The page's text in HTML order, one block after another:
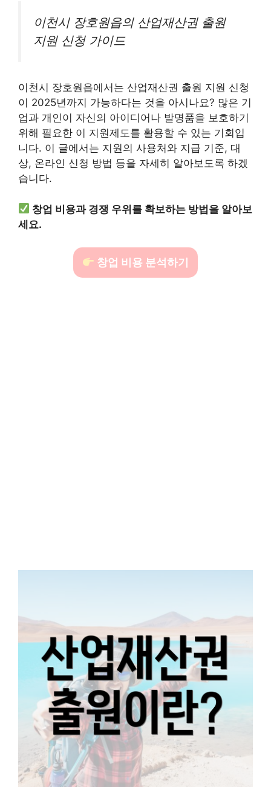
이천시 장호원읍의 산업재산권 출원
지원 신청 가이드
이천시 장호원읍에서는 산업재산권 출원 지원 신청
이 2025년까지 가능하다는 것을 아시나요? 많은 기
업과 개인이 자신의 아이디어나 발명품을 보호하기
위해 필요한 이 지원제도를 활용할 수 있는 기회입
니다. 이 글에서는 지원의 사용처와 지급 기준, 대
상, 온라인 신청 방법 등을 자세히 알아보도록 하겠
습니다.
창업 비용과 경쟁 우위를 확보하는 방법을 알아보
세요.
창업 비용 분석하기